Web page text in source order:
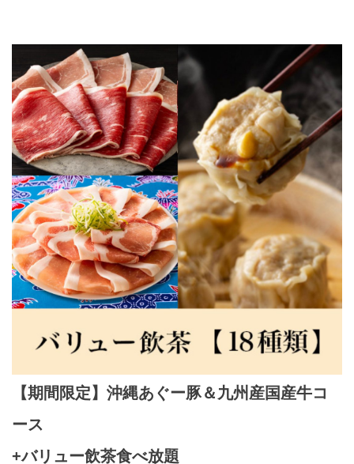
【期間限定】沖縄あぐー豚＆九州産国産牛コ
ース
+バリュー飲茶食べ放題